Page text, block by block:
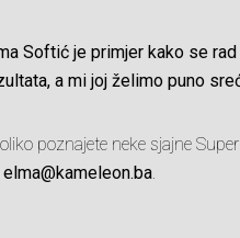
Softić je primjer kako se
a mi joj želimo puno
poznajete neke sjajne
elma@kameleon.ba.